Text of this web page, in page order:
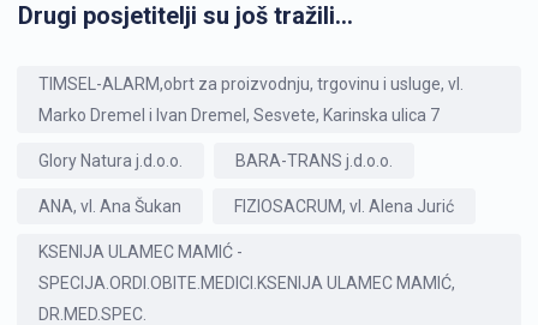
Drugi posjetitelji su još tražili...
TIMSEL-ALARM,obrt za proizvodnju, trgovinu i usluge, vl.
Marko Dremel i Ivan Dremel, Sesvete, Karinska ulica 7
Glory Natura j.d.o.o. BARA-TRANS j.d.o.o.
ANA, vl. Ana Šukan FIZIOSACRUM, vl. Alena Jurić
KSENIJA ULAMEC MAMIĆ -
SPECIJA.ORDI.OBITE.MEDICI.KSENIJA ULAMEC MAMIĆ,
DR.MED.SPEC.